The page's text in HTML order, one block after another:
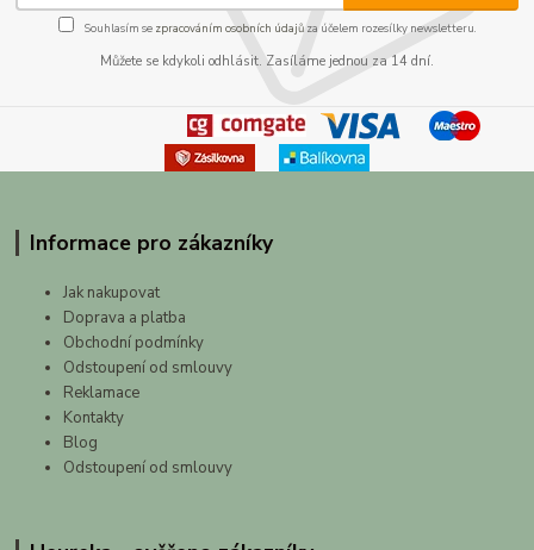
Souhlasím se zpracováním osobních údajůza účelem rozesílky newsletteru.
Můžete se kdykoli odhlásit. Zasíláme jednou za 14 dní.
Informace pro zákazníky
Jak nakupovat
Doprava a platba
Obchodní podmínky
Odstoupení od smlouvy
Reklamace
Kontakty
Blog
Odstoupení od smlouvy